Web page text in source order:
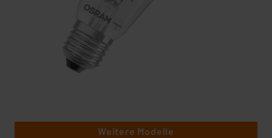
Weitere Modelle